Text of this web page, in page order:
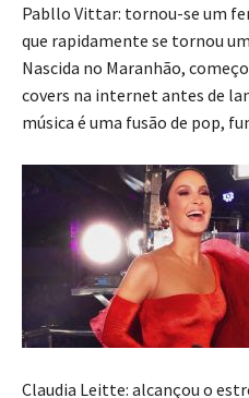
Pabllo Vittar: tornou-se um
que rapidamente se tornou
Nascida no Maranhão,
covers na internet antes de
música é uma fusão de pop,
Claudia Leitte: alcançou o